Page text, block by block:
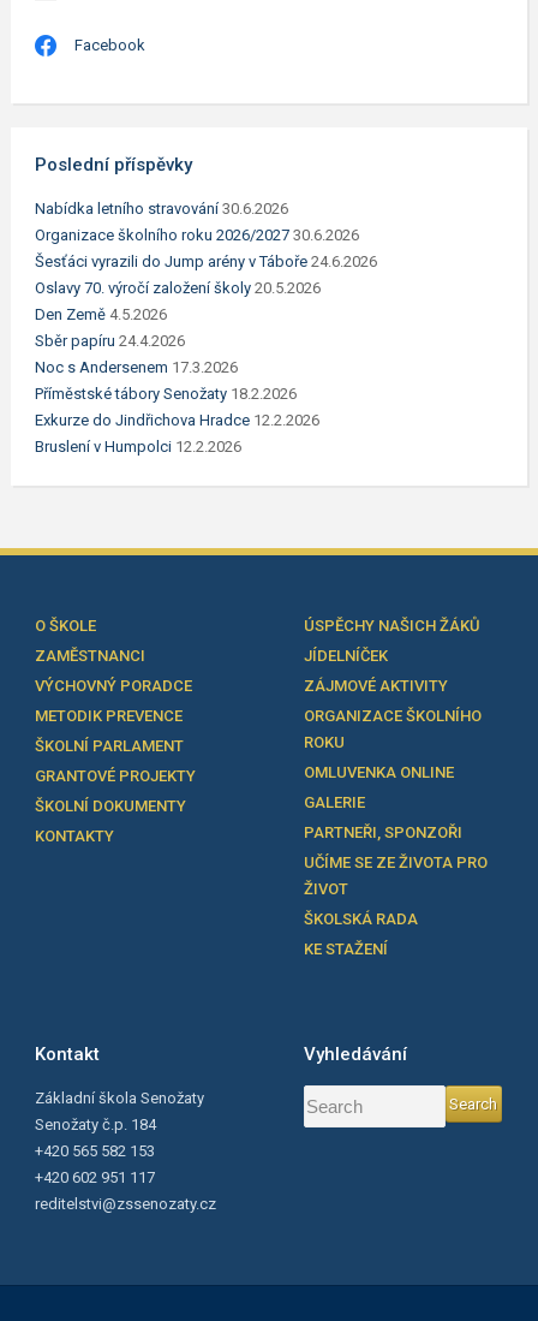
Facebook
Poslední příspěvky
Nabídka letního stravování 30.6.2026
Organizace školního roku 2026/2027 30.6.2026
Šesťáci vyrazili do Jump arény v Táboře 24.6.2026
Oslavy 70. výročí založení školy 20.5.2026
Den Země 4.5.2026
Sběr papíru 24.4.2026
Noc s Andersenem 17.3.2026
Příměstské tábory Senožaty 18.2.2026
Exkurze do Jindřichova Hradce 12.2.2026
Bruslení v Humpolci 12.2.2026
O ŠKOLE
ZAMĚSTNANCI
VÝCHOVNÝ PORADCE
METODIK PREVENCE
ŠKOLNÍ PARLAMENT
GRANTOVÉ PROJEKTY
ŠKOLNÍ DOKUMENTY
KONTAKTY
ÚSPĚCHY NAŠICH ŽÁKŮ
JÍDELNÍČEK
ZÁJMOVÉ AKTIVITY
ORGANIZACE ŠKOLNÍHO
ROKU
OMLUVENKA ONLINE
GALERIE
PARTNEŘI, SPONZOŘI
UČÍME SE ZE ŽIVOTA PRO
ŽIVOT
ŠKOLSKÁ RADA
KE STAŽENÍ
Kontakt
Základní škola Senožaty
Senožaty č.p. 184
+420 565 582 153
+420 602 951 117
reditelstvi@zssenozaty.cz
Vyhledávání